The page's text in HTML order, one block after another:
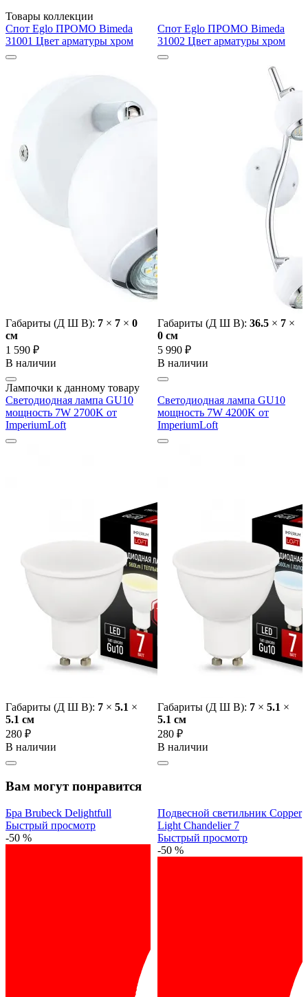
Товары коллекции
Спот Eglo ПРОМО Bimeda
31001 Цвет арматуры хром
Габариты (Д Ш В): 7 × 7 × 0
cм
1 590 ₽
В наличии
Спот Eglo ПРОМО Bimeda
31002 Цвет арматуры хром
Габариты (Д Ш В): 36.5 × 7 ×
0 cм
5 990 ₽
В наличии
Лампочки к данному товару
Светодиодная лампа GU10
мощность 7W 2700K от
ImperiumLoft
Габариты (Д Ш В): 7 × 5.1 ×
5.1 cм
280 ₽
В наличии
Светодиодная лампа GU10
мощность 7W 4200K от
ImperiumLoft
Габариты (Д Ш В): 7 × 5.1 ×
5.1 cм
280 ₽
В наличии
Вам могут понравится
Бра Brubeck Delightfull
Быстрый просмотр
-50 %
Подвесной светильник Copper
Light Chandelier 7
Быстрый просмотр
-50 %